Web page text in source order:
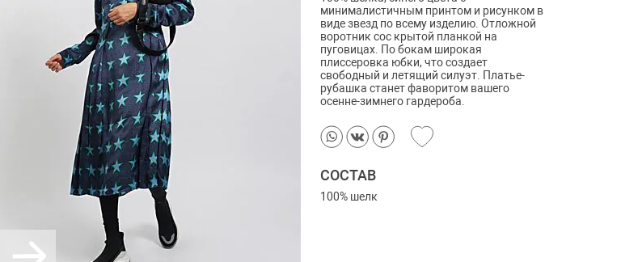
минималистичным принтом и рисунком в
виде звезд по всему изделию. Отложной
воротник сос крытой планкой на
пуговицах. По бокам широкая
плиссеровка юбки, что создает
свободный и летящий силуэт. Платье-
рубашка станет фаворитом вашего
осенне-зимнего гардероба.
СОСТАВ
100% шелк